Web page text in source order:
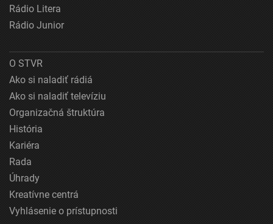
Rádio Litera
Rádio Junior
O STVR
Ako si naladiť rádiá
Ako si naladiť televíziu
Organizačná štruktúra
História
Kariéra
Rada
Úhrady
Kreatívne centrá
Vyhlásenie o prístupnosti